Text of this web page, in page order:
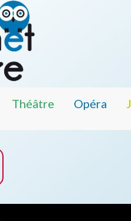
Théâtre Opéra